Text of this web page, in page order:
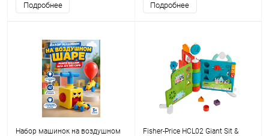
Подробнее Подробнее
Набор машинок на воздушном
Fisher-Price HCL02 Giant Sit &